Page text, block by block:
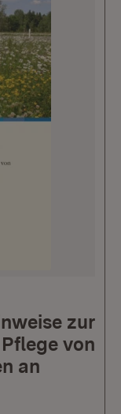
zur
von
an